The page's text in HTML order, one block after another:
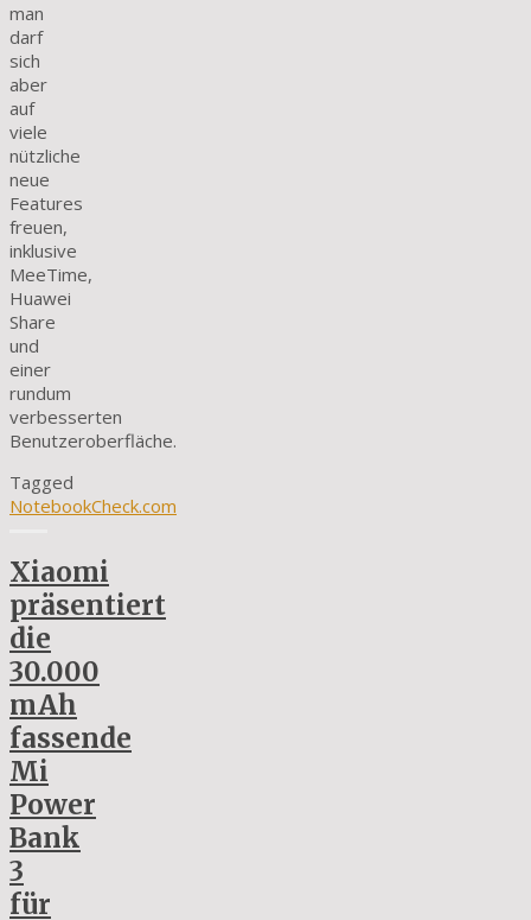
man
darf
sich
aber
auf
viele
nützliche
neue
Features
freuen,
inklusive
MeeTime,
Huawei
Share
und
einer
rundum
verbesserten
Benutzeroberfläche.
Tagged
NotebookCheck.com
Xiaomi
präsentiert
die
30.000
mAh
fassende
Mi
Power
Bank
3
für